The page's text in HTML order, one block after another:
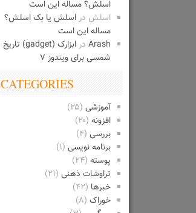
اسلش؟ مساله این است
اسلش دراسلش یا بک اسلش؟
مساله این است
Arash در
ابزارک (gadget) تاریخ
شمسی برای ویندوز ۷
CATEGORIES
آموزشی (۲۵)
افزونه (۲۰)
بررسی (۴)
برنامه نویسی (۱)
پوسته (۲۴)
تراوشات ذهنی (۲۱)
خبرها (۴۲)
خوراک (۸)